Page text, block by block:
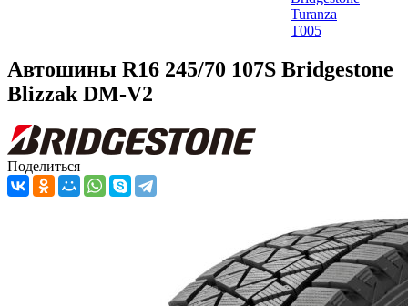
Turanza
T005
Автошины R16 245/70 107S Bridgestone
Blizzak DM-V2
Поделиться